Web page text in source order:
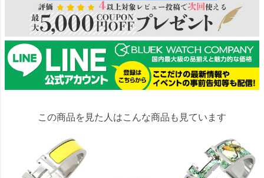
この商品を見た人はこんな商品も見ています